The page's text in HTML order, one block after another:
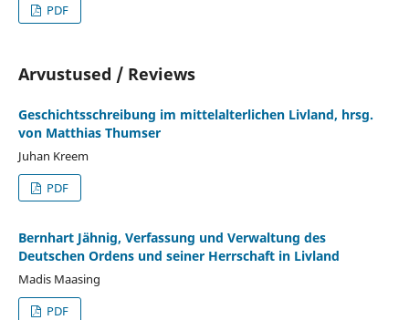
PDF
Arvustused / Reviews
Geschichtsschreibung im mittelalterlichen Livland, hrsg.
von Matthias Thumser
Juhan Kreem
PDF
Bernhart Jähnig, Verfassung und Verwaltung des
Deutschen Ordens und seiner Herrschaft in Livland
Madis Maasing
PDF